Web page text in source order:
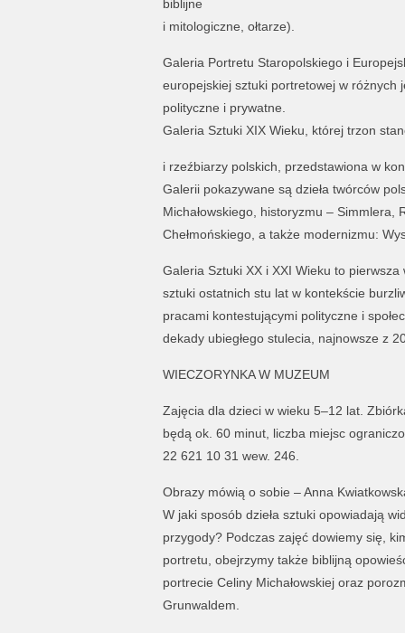
biblijne
i mitologiczne, ołtarze).
Galeria Portretu Staropolskiego i
europejskiej sztuki portretowej w różnych
polityczne i prywatne.
Galeria Sztuki XIX Wieku, której trzon
i rzeźbiarzy polskich, przedstawiona w
Galerii pokazywane są dzieła twórców
Michałowskiego, historyzmu –
Chełmońskiego, a także modernizmu:
Galeria Sztuki XX i XXI Wieku to
sztuki ostatnich stu lat w kontekście
pracami kontestującymi polityczne i
dekady ubiegłego stulecia, najnowsze z
WIECZORYNKA W MUZEUM
Zajęcia dla dzieci w wieku 5–12 lat.
będą ok. 60 minut, liczba miejsc
22 621 10 31 wew. 246.
Obrazy mówią o sobie – Anna
W jaki sposób dzieła sztuki opowiadają
przygody? Podczas zajęć dowiemy się,
portretu, obejrzymy także biblijną
portrecie Celiny Michałowskiej oraz
Grunwaldem.